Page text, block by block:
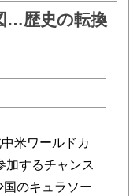
…歴史の転換
米ワールドカ
加するチャンス
のキュラソー